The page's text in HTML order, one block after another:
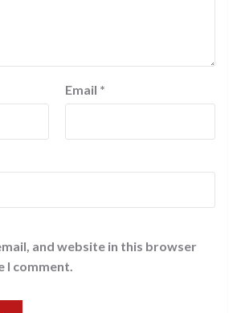
Email *
and website in this browser
I comment.